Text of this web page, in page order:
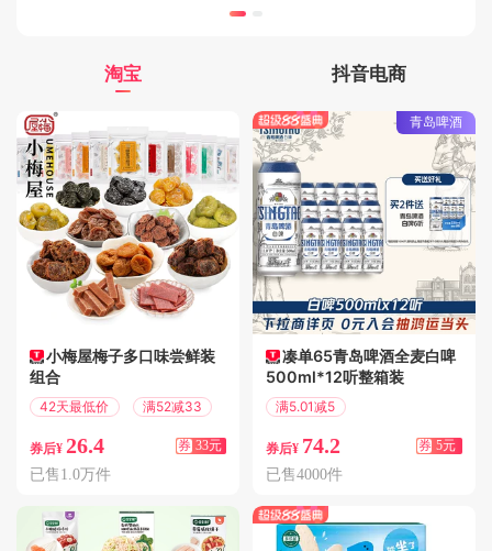
用户187****7788在1分钟前下单成功
淘宝 抖音电商
小梅屋梅子多口味尝鲜装
组合
42天最低价 满52减33
券后¥ 26.4 券 33元
已售1.0万件
青岛啤酒
凑单65青岛啤酒全麦白啤
500ml*12听整箱装
满5.01减5
券后¥ 74.2 券 5元
已售4000件